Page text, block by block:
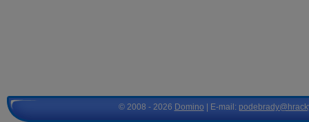
© 2008 - 2026 Domino | E-mail: